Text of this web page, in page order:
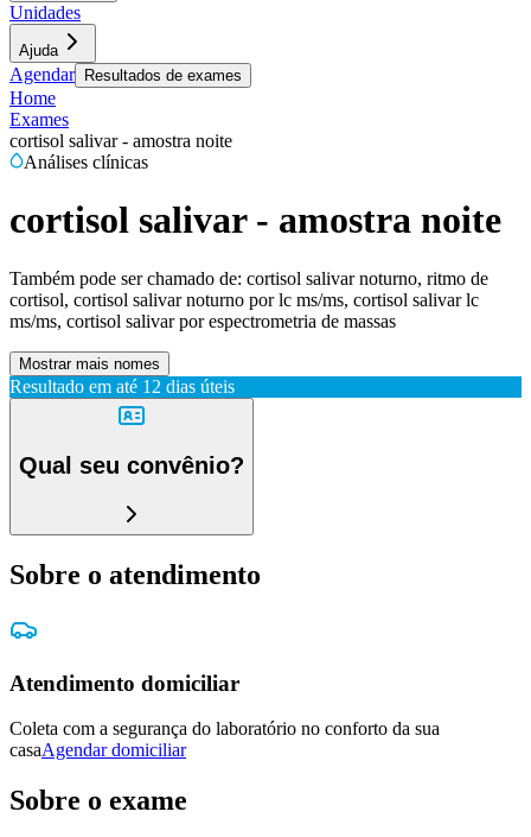
Unidades
Ajuda
Agendar Resultados de exames
Home
Exames
cortisol salivar - amostra noite
Análises clínicas
cortisol salivar - amostra noite
Também pode ser chamado de: cortisol salivar noturno, ritmo de
cortisol, cortisol salivar noturno por lc ms/ms, cortisol salivar lc
ms/ms, cortisol salivar por espectrometria de massas
Mostrar mais nomes
Resultado em até 12 dias úteis
Qual seu convênio?
Sobre o atendimento
Atendimento domiciliar
Coleta com a segurança do laboratório no conforto da sua
casaAgendar domiciliar
Sobre o exame